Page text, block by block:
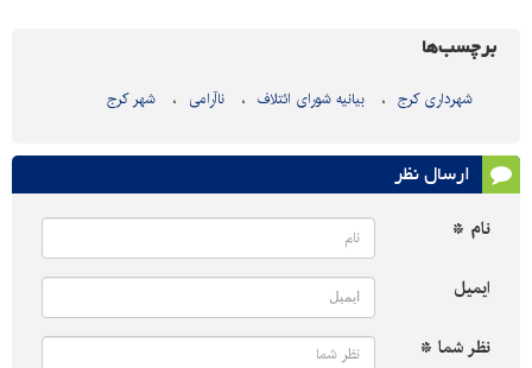
برچسب‌ها
شهرداری کرج بیانیه شورای ائتلاف ناآرامی شهر کرج
ارسال نظر
نام *
ایمیل
نظر شما *